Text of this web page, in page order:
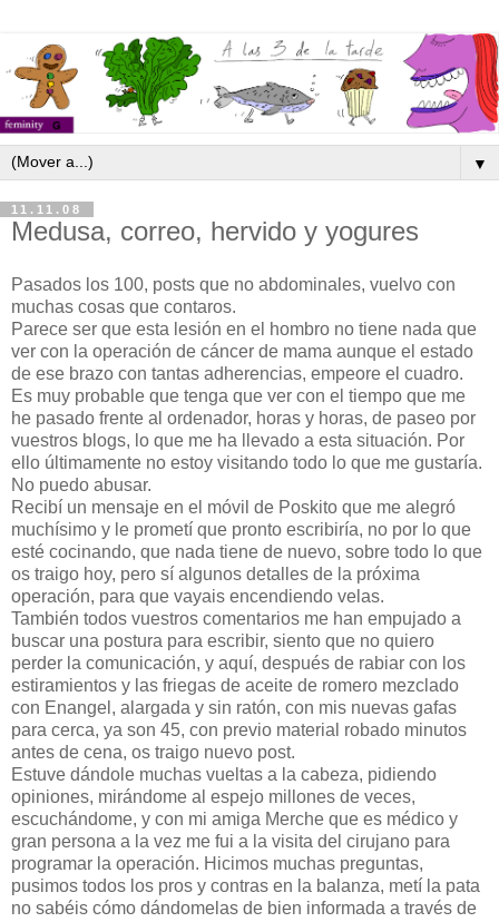
▼
11.11.08
Medusa, correo, hervido y yogures
Pasados los 100, posts que no abdominales, vuelvo con
muchas cosas que contaros.
Parece ser que esta lesión en el hombro no tiene nada que
ver con la operación de cáncer de mama aunque el estado
de ese brazo con tantas adherencias, empeore el cuadro.
Es muy probable que tenga que ver con el tiempo que me
he pasado frente al ordenador, horas y horas, de paseo por
vuestros blogs, lo que me ha llevado a esta situación. Por
ello últimamente no estoy visitando todo lo que me gustaría.
No puedo abusar.
Recibí un mensaje en el móvil de Poskito que me alegró
muchísimo y le prometí que pronto escribiría, no por lo que
esté cocinando, que nada tiene de nuevo, sobre todo lo que
os traigo hoy, pero sí algunos detalles de la próxima
operación, para que vayais encendiendo velas.
También todos vuestros comentarios me han empujado a
buscar una postura para escribir, siento que no quiero
perder la comunicación, y aquí, después de rabiar con los
estiramientos y las friegas de aceite de romero mezclado
con Enangel, alargada y sin ratón, con mis nuevas gafas
para cerca, ya son 45, con previo material robado minutos
antes de cena, os traigo nuevo post.
Estuve dándole muchas vueltas a la cabeza, pidiendo
opiniones, mirándome al espejo millones de veces,
escuchándome, y con mi amiga Merche que es médico y
gran persona a la vez me fui a la visita del cirujano para
programar la operación. Hicimos muchas preguntas,
pusimos todos los pros y contras en la balanza, metí la pata
no sabéis cómo dándomelas de bien informada a través de